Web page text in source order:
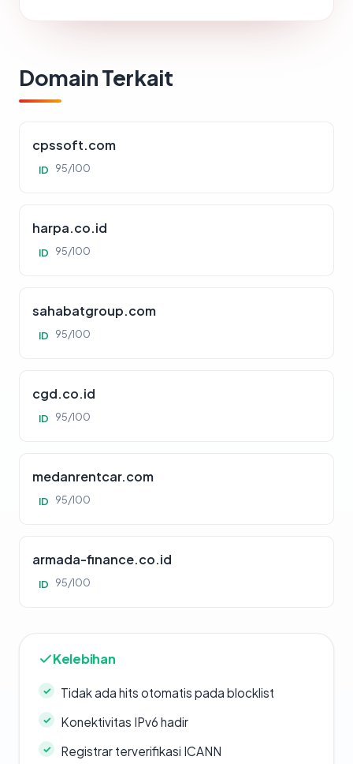
Domain Terkait
cpssoft.com
ID 95/100
harpa.co.id
ID 95/100
sahabatgroup.com
ID 95/100
cgd.co.id
ID 95/100
medanrentcar.com
ID 95/100
armada-finance.co.id
ID 95/100
Kelebihan
Tidak ada hits otomatis pada blocklist
Konektivitas IPv6 hadir
Registrar terverifikasi ICANN